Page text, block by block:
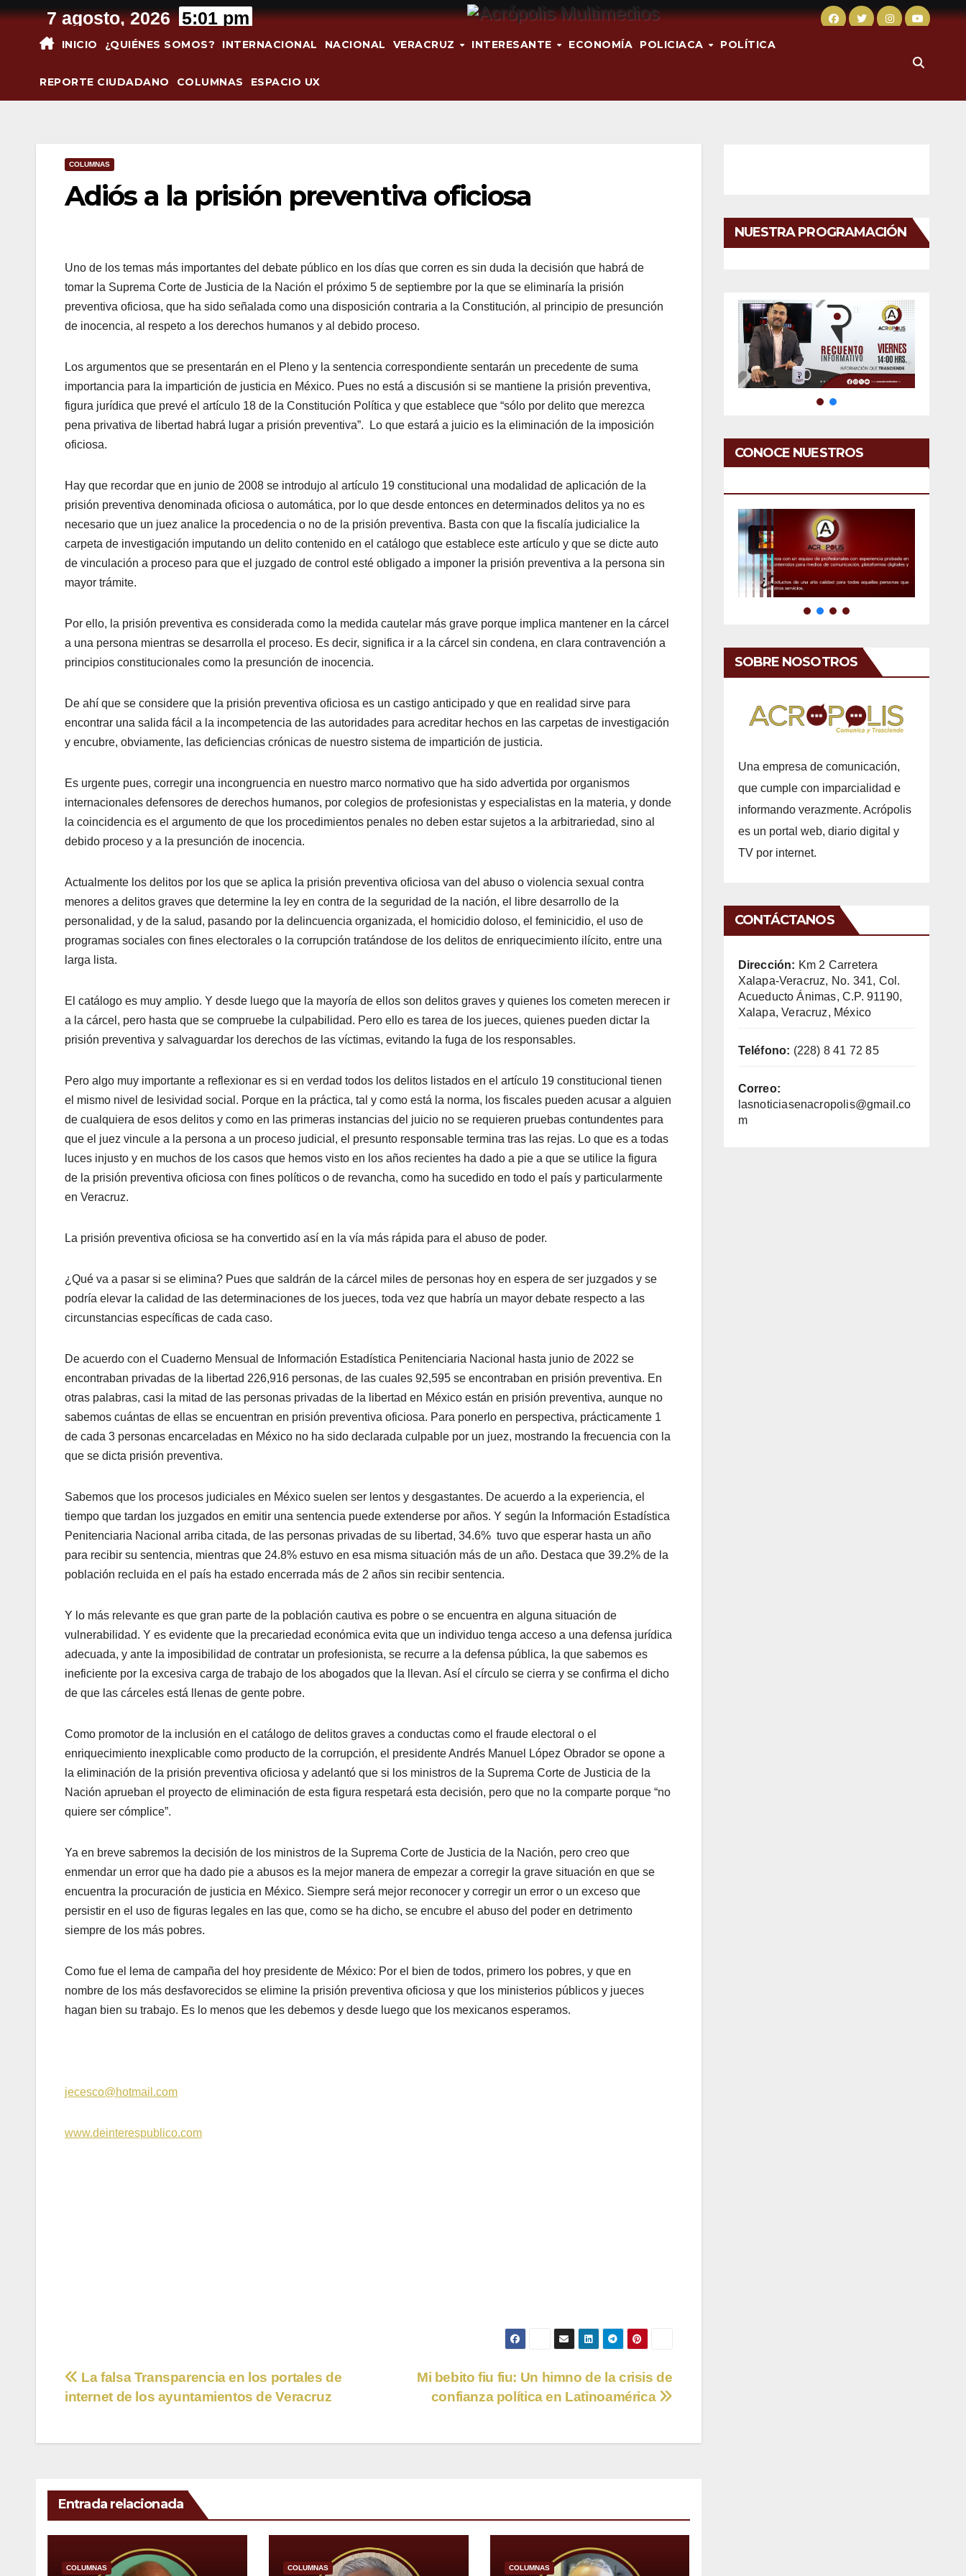
Saltar
contenido
7 agosto, 2026 5:01 pm
INICIO ¿QUIÉNES SOMOS? INTERNACIONAL NACIONAL VERACRUZ INTERESANTE ECONOMÍA POLICIACA POLÍTICA
REPORTE CIUDADANO COLUMNAS ESPACIO UX
COLUMNAS
Adiós a la prisión preventiva oficiosa
Uno de los temas más importantes del debate público en los días que corren es sin duda la decisión que habrá de
tomar la Suprema Corte de Justicia de la Nación el próximo 5 de septiembre por la que se eliminaría la prisión
preventiva oficiosa, que ha sido señalada como una disposición contraria a la Constitución, al principio de presunción
de inocencia, al respeto a los derechos humanos y al debido proceso.
Los argumentos que se presentarán en el Pleno y la sentencia correspondiente sentarán un precedente de suma
importancia para la impartición de justicia en México. Pues no está a discusión si se mantiene la prisión preventiva,
figura jurídica que prevé el artículo 18 de la Constitución Política y que establece que “sólo por delito que merezca
pena privativa de libertad habrá lugar a prisión preventiva”. Lo que estará a juicio es la eliminación de la imposición
oficiosa.
Hay que recordar que en junio de 2008 se introdujo al artículo 19 constitucional una modalidad de aplicación de la
prisión preventiva denominada oficiosa o automática, por lo que desde entonces en determinados delitos ya no es
necesario que un juez analice la procedencia o no de la prisión preventiva. Basta con que la fiscalía judicialice la
carpeta de investigación imputando un delito contenido en el catálogo que establece este artículo y que se dicte auto
de vinculación a proceso para que el juzgado de control esté obligado a imponer la prisión preventiva a la persona sin
mayor trámite.
Por ello, la prisión preventiva es considerada como la medida cautelar más grave porque implica mantener en la cárcel
a una persona mientras se desarrolla el proceso. Es decir, significa ir a la cárcel sin condena, en clara contravención a
principios constitucionales como la presunción de inocencia.
De ahí que se considere que la prisión preventiva oficiosa es un castigo anticipado y que en realidad sirve para
encontrar una salida fácil a la incompetencia de las autoridades para acreditar hechos en las carpetas de investigación
y encubre, obviamente, las deficiencias crónicas de nuestro sistema de impartición de justicia.
Es urgente pues, corregir una incongruencia en nuestro marco normativo que ha sido advertida por organismos
internacionales defensores de derechos humanos, por colegios de profesionistas y especialistas en la materia, y donde
la coincidencia es el argumento de que los procedimientos penales no deben estar sujetos a la arbitrariedad, sino al
debido proceso y a la presunción de inocencia.
Actualmente los delitos por los que se aplica la prisión preventiva oficiosa van del abuso o violencia sexual contra
menores a delitos graves que determine la ley en contra de la seguridad de la nación, el libre desarrollo de la
personalidad, y de la salud, pasando por la delincuencia organizada, el homicidio doloso, el feminicidio, el uso de
programas sociales con fines electorales o la corrupción tratándose de los delitos de enriquecimiento ilícito, entre una
larga lista.
El catálogo es muy amplio. Y desde luego que la mayoría de ellos son delitos graves y quienes los cometen merecen ir
a la cárcel, pero hasta que se compruebe la culpabilidad. Pero ello es tarea de los jueces, quienes pueden dictar la
prisión preventiva y salvaguardar los derechos de las víctimas, evitando la fuga de los responsables.
Pero algo muy importante a reflexionar es si en verdad todos los delitos listados en el artículo 19 constitucional tienen
el mismo nivel de lesividad social. Porque en la práctica, tal y como está la norma, los fiscales pueden acusar a alguien
de cualquiera de esos delitos y como en las primeras instancias del juicio no se requieren pruebas contundentes para
que el juez vincule a la persona a un proceso judicial, el presunto responsable termina tras las rejas. Lo que es a todas
luces injusto y en muchos de los casos que hemos visto en los años recientes ha dado a pie a que se utilice la figura
de la prisión preventiva oficiosa con fines políticos o de revancha, como ha sucedido en todo el país y particularmente
en Veracruz.
La prisión preventiva oficiosa se ha convertido así en la vía más rápida para el abuso de poder.
¿Qué va a pasar si se elimina? Pues que saldrán de la cárcel miles de personas hoy en espera de ser juzgados y se
podría elevar la calidad de las determinaciones de los jueces, toda vez que habría un mayor debate respecto a las
circunstancias específicas de cada caso.
De acuerdo con el Cuaderno Mensual de Información Estadística Penitenciaria Nacional hasta junio de 2022 se
encontraban privadas de la libertad 226,916 personas, de las cuales 92,595 se encontraban en prisión preventiva. En
otras palabras, casi la mitad de las personas privadas de la libertad en México están en prisión preventiva, aunque no
sabemos cuántas de ellas se encuentran en prisión preventiva oficiosa. Para ponerlo en perspectiva, prácticamente 1
de cada 3 personas encarceladas en México no ha sido declarada culpable por un juez, mostrando la frecuencia con la
que se dicta prisión preventiva.
Sabemos que los procesos judiciales en México suelen ser lentos y desgastantes. De acuerdo a la experiencia, el
tiempo que tardan los juzgados en emitir una sentencia puede extenderse por años. Y según la Información Estadística
Penitenciaria Nacional arriba citada, de las personas privadas de su libertad, 34.6% tuvo que esperar hasta un año
para recibir su sentencia, mientras que 24.8% estuvo en esa misma situación más de un año. Destaca que 39.2% de la
población recluida en el país ha estado encerrada más de 2 años sin recibir sentencia.
Y lo más relevante es que gran parte de la población cautiva es pobre o se encuentra en alguna situación de
vulnerabilidad. Y es evidente que la precariedad económica evita que un individuo tenga acceso a una defensa jurídica
adecuada, y ante la imposibilidad de contratar un profesionista, se recurre a la defensa pública, la que sabemos es
ineficiente por la excesiva carga de trabajo de los abogados que la llevan. Así el círculo se cierra y se confirma el dicho
de que las cárceles está llenas de gente pobre.
Como promotor de la inclusión en el catálogo de delitos graves a conductas como el fraude electoral o el
enriquecimiento inexplicable como producto de la corrupción, el presidente Andrés Manuel López Obrador se opone a
la eliminación de la prisión preventiva oficiosa y adelantó que si los ministros de la Suprema Corte de Justicia de la
Nación aprueban el proyecto de eliminación de esta figura respetará esta decisión, pero que no la comparte porque “no
quiere ser cómplice”.
Ya en breve sabremos la decisión de los ministros de la Suprema Corte de Justicia de la Nación, pero creo que
enmendar un error que ha dado pie a abusos es la mejor manera de empezar a corregir la grave situación en que se
encuentra la procuración de justicia en México. Siempre será mejor reconocer y corregir un error o un exceso que
persistir en el uso de figuras legales en las que, como se ha dicho, se encubre el abuso del poder en detrimento
siempre de los más pobres.
Como fue el lema de campaña del hoy presidente de México: Por el bien de todos, primero los pobres, y que en
nombre de los más desfavorecidos se elimine la prisión preventiva oficiosa y que los ministerios públicos y jueces
hagan bien su trabajo. Es lo menos que les debemos y desde luego que los mexicanos esperamos.
jecesco@hotmail.com
www.deinterespublico.com
Navegación
entradas
Mi bebito fiu fiu: Un himno de la crisis de
confianza política en Latinoamérica
La falsa Transparencia en los portales de
internet de los ayuntamientos de Veracruz
Entrada relacionada
COLUMNAS COLUMNAS COLUMNAS
NUESTRA PROGRAMACIÓN
CONOCE NUESTROS
SOBRE NOSOTROS
Una empresa de comunicación,
que cumple con imparcialidad e
informando verazmente. Acrópolis
es un portal web, diario digital y
TV por internet.
CONTÁCTANOS
Dirección: Km 2 Carretera
Xalapa-Veracruz, No. 341, Col.
Acueducto Ánimas, C.P. 91190,
Xalapa, Veracruz, México
Teléfono: (228) 8 41 72 85
Correo:
lasnoticiasenacropolis@gmail.co
m